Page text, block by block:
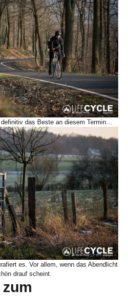
das Beste an diesem Termin…
es. Vor allem, wenn das Abendlicht
drauf scheint.